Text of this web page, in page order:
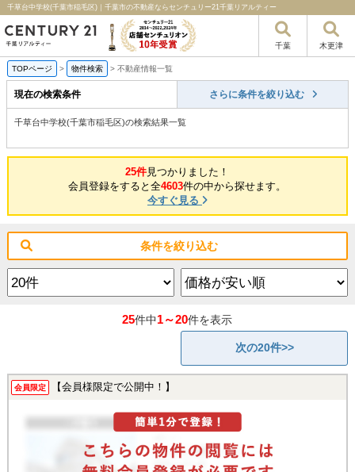
千草台中学校(千葉市稲毛区)｜千葉市の不動産ならセンチュリー21千葉リアルティー
千葉 木更津
TOPページ > 物件検索 > 不動産情報一覧
現在の検索条件 さらに条件を絞り込む
千草台中学校(千葉市稲毛区)の検索結果一覧
25件見つかりました！
会員登録をすると全4603件の中から探せます。
今すぐ見る
条件を絞り込む
25件中1～20件を表示
次の20件>>
会員限定 【会員様限定で公開中！】